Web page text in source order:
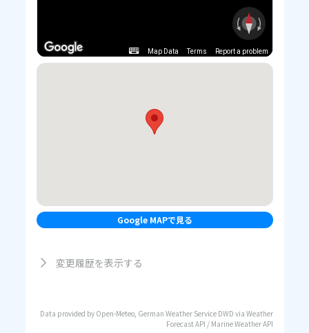
Map Data Terms Report a problem
Google MAPで見る
変更履歴を表示する
Data provided by Open-Meteo, German Weather Service DWD via Weather
Forecast API / Marine Weather API